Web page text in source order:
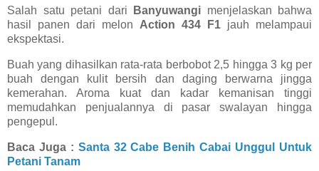
Salah satu petani dari Banyuwangi menjelaskan bahwa
hasil panen dari melon Action 434 F1 jauh melampaui
ekspektasi.
Buah yang dihasilkan rata-rata berbobot 2,5 hingga 3 kg per
buah dengan kulit bersih dan daging berwarna jingga
kemerahan. Aroma kuat dan kadar kemanisan tinggi
memudahkan penjualannya di pasar swalayan hingga
pengepul.
Baca Juga : Santa 32 Cabe Benih Cabai Unggul Untuk
Petani Tanam